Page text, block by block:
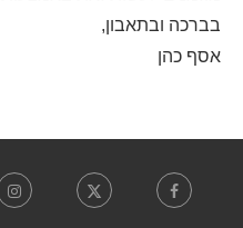
בברכה ובתאבון,
אסף כהן